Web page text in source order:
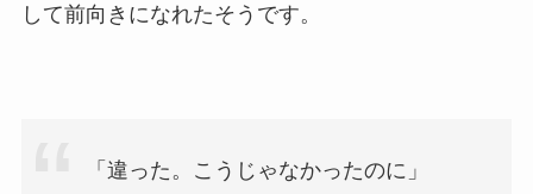
して前向きになれたそうです。
「違った。こうじゃなかったのに」